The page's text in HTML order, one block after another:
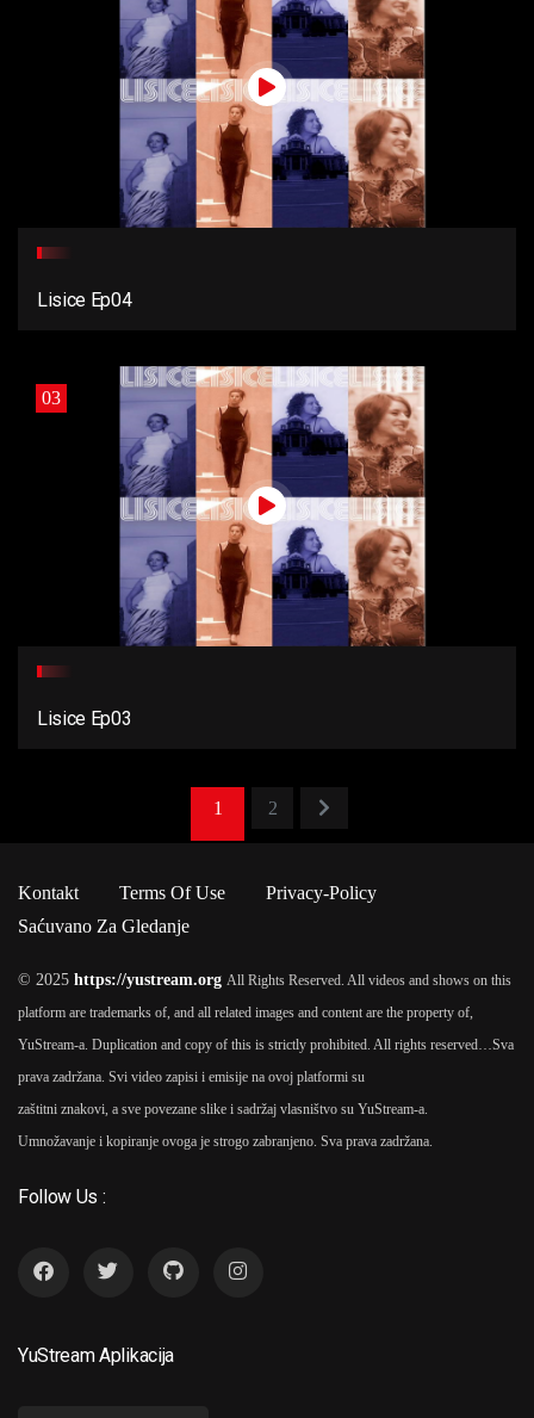
Lisice Ep04
03
Lisice Ep03
1 2
Kontakt Terms Of Use
Privacy-Policy
Saćuvano Za Gledanje
© 2025 https://yustream.org All Rights Reserved. All videos and shows on this
platform are trademarks of, and all related images and content are the property of,
YuStream-a. Duplication and copy of this is strictly prohibited. All rights reserved… Sva
prava zadržana. Svi video zapisi i emisije na ovoj platformi su
zaštitni znakovi, a sve povezane slike i sadržaj vlasništvo su YuStream-a.
Umnožavanje i kopiranje ovoga je strogo zabranjeno. Sva prava zadržana.
Follow Us :
YuStream Aplikacija